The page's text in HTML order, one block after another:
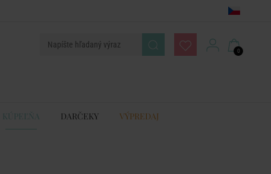
0
KÚPEĽŇA DARČEKY VÝPREDAJ